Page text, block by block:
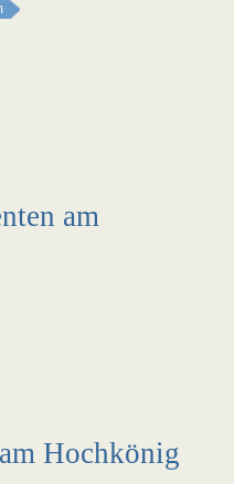
am
Hochkönig